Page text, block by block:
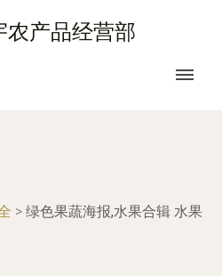
农产品经营部
> 绿色果蔬海报,水果合辑 水果